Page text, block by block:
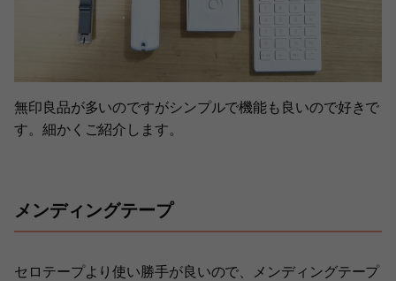
無印良品が多いのですがシンプルで機能も良いので好きで
す。細かくご紹介します。
メンディングテープ
セロテープより使い勝手が良いので、メンディングテープ